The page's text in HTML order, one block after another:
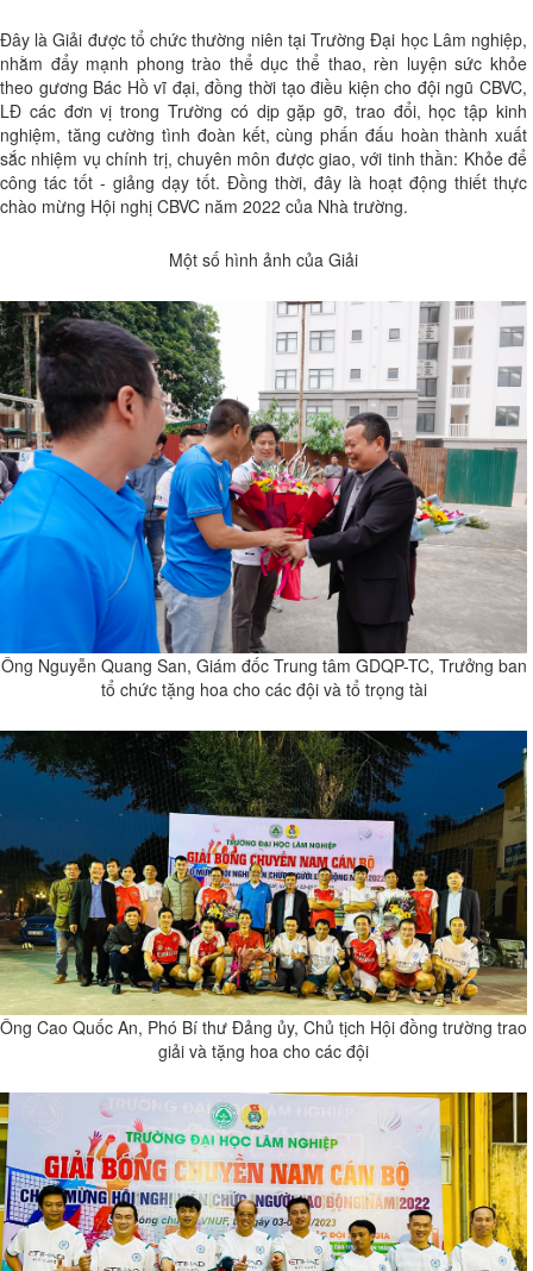
Đây là Giải được tổ chức thường niên tại Trường Đại học Lâm nghiệp,
nhằm đẩy mạnh phong trào thể dục thể thao, rèn luyện sức khỏe
theo gương Bác Hồ vĩ đại, đồng thời tạo điều kiện cho đội ngũ CBVC,
LĐ các đơn vị trong Trường có dịp gặp gỡ, trao đổi, học tập kinh
nghiệm, tăng cường tình đoàn kết, cùng phấn đấu hoàn thành xuất
sắc nhiệm vụ chính trị, chuyên môn được giao, với tinh thần: Khỏe để
công tác tốt - giảng dạy tốt. Đồng thời, đây là hoạt động thiết thực
chào mừng Hội nghị CBVC năm 2022 của Nhà trường.
Một số hình ảnh của Giải
Ông Nguyễn Quang San, Giám đốc Trung tâm GDQP-TC, Trưởng ban
tổ chức tặng hoa cho các đội và tổ trọng tài
Ông Cao Quốc An, Phó Bí thư Đảng ủy, Chủ tịch Hội đồng trường trao
giải và tặng hoa cho các đội